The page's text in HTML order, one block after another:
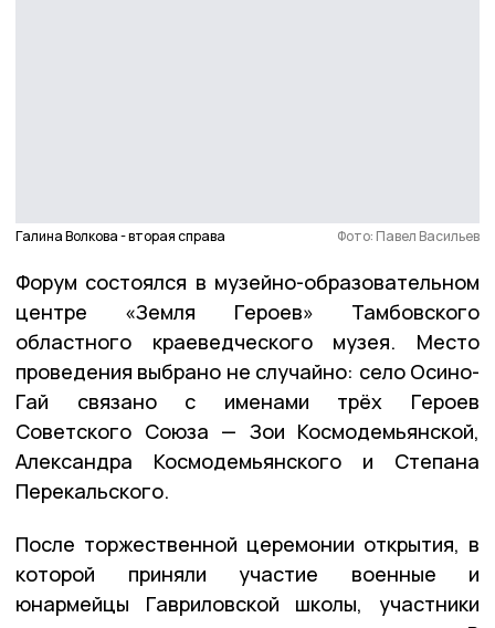
Галина Волкова - вторая справа Фото: Павел Васильев
Форум состоялся в музейно-образовательном
центре «Земля Героев» Тамбовского
областного краеведческого музея. Место
проведения выбрано не случайно: село Осино-
Гай связано с именами трёх Героев
Советского Союза — Зои Космодемьянской,
Александра Космодемьянского и Степана
Перекальского.
После торжественной церемонии открытия, в
которой приняли участие военные и
юнармейцы Гавриловской школы, участники